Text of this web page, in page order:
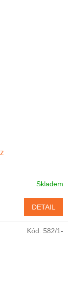
Skladem
DETAIL
Kód: 582/1-